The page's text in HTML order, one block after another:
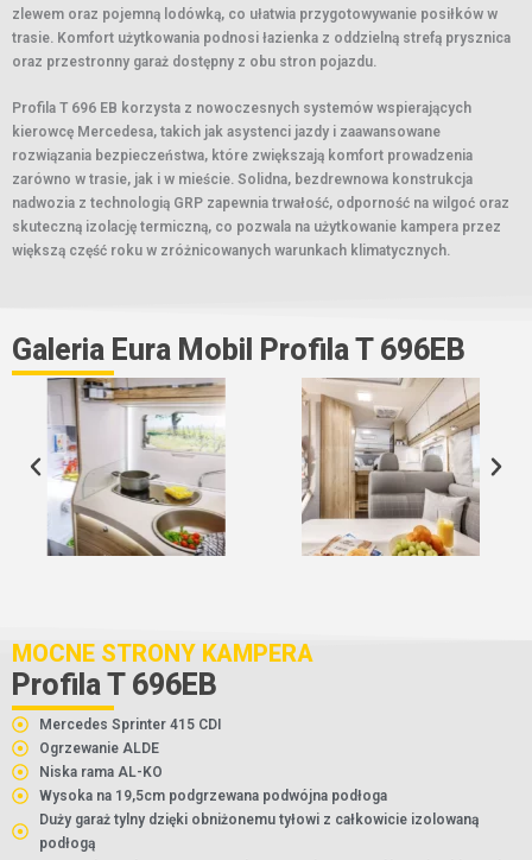
zlewem oraz pojemną lodówką, co ułatwia przygotowywanie posiłków w
trasie. Komfort użytkowania podnosi łazienka z oddzielną strefą prysznica
oraz przestronny garaż dostępny z obu stron pojazdu.
Profila T 696 EB korzysta z nowoczesnych systemów wspierających
kierowcę Mercedesa, takich jak asystenci jazdy i zaawansowane
rozwiązania bezpieczeństwa, które zwiększają komfort prowadzenia
zarówno w trasie, jak i w mieście. Solidna, bezdrewnowa konstrukcja
nadwozia z technologią GRP zapewnia trwałość, odporność na wilgoć oraz
skuteczną izolację termiczną, co pozwala na użytkowanie kampera przez
większą część roku w zróżnicowanych warunkach klimatycznych.
Galeria Eura Mobil Profila T 696EB
MOCNE STRONY KAMPERA
Profila T 696EB
Mercedes Sprinter 415 CDI
Ogrzewanie ALDE
Niska rama AL-KO
Wysoka na 19,5cm podgrzewana podwójna podłoga
Duży garaż tylny dzięki obniżonemu tyłowi z całkowicie izolowaną
podłogą